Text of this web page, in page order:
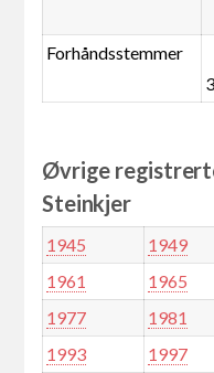
Forhåndsstemmer
Øvrige
Steinkjer
1945 1949
1961
1965
1977
1981
1993
1997